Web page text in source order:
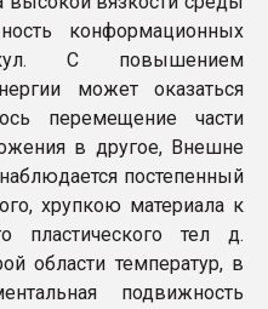
конформационных
С повышением
может оказаться
перемещение части
в другое, Внешне
постепенный
хрупкою материала к
пластического тел д.
области температур, в
подвижность